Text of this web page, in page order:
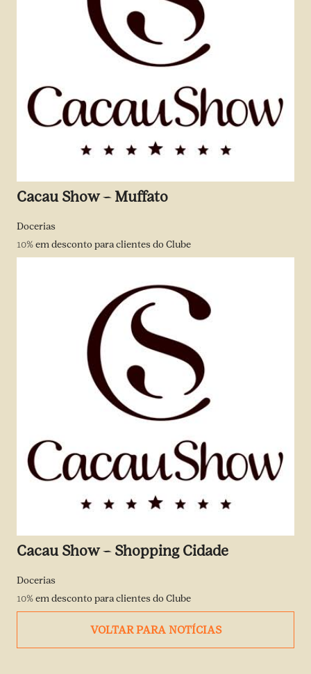
Cacau Show – Muffato
Docerias
10%em desconto para clientes do Clube
Cacau Show – Shopping Cidade
Docerias
10%em desconto para clientes do Clube
VOLTAR PARA NOTÍCIAS